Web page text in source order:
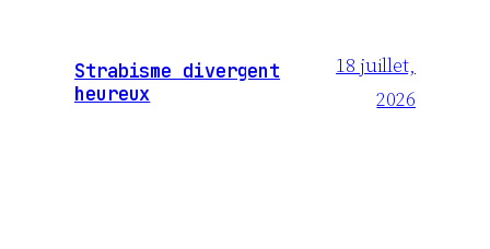
Strabisme divergent
heureux
18 juillet,
2026